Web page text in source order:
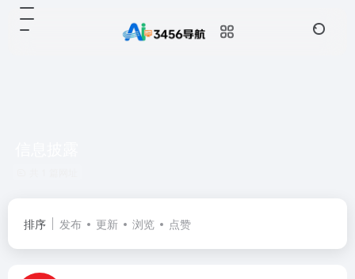
排序 发布 更新 浏览 点赞